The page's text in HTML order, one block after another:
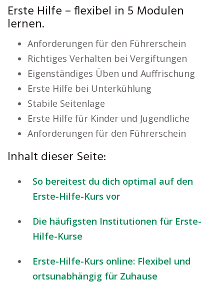
Erste Hilfe – flexibel in 5 Modulen
lernen.
Anforderungen für den Führerschein
Richtiges Verhalten bei Vergiftungen
Eigenständiges Üben und Auffrischung
Erste Hilfe bei Unterkühlung
Stabile Seitenlage
Erste Hilfe für Kinder und Jugendliche
Anforderungen für den Führerschein
Inhalt dieser Seite:
So bereitest du dich optimal auf den
Erste-Hilfe-Kurs vor
Die häufigsten Institutionen für Erste-
Hilfe-Kurse
Erste-Hilfe-Kurs online: Flexibel und
ortsunabhängig für Zuhause